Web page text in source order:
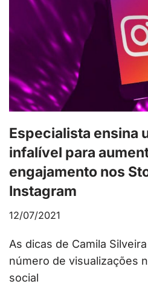
Especialista ensina
infalível para
engajamento nos
Instagram
12/07/2021
As dicas de Camila
número de visualizações
social